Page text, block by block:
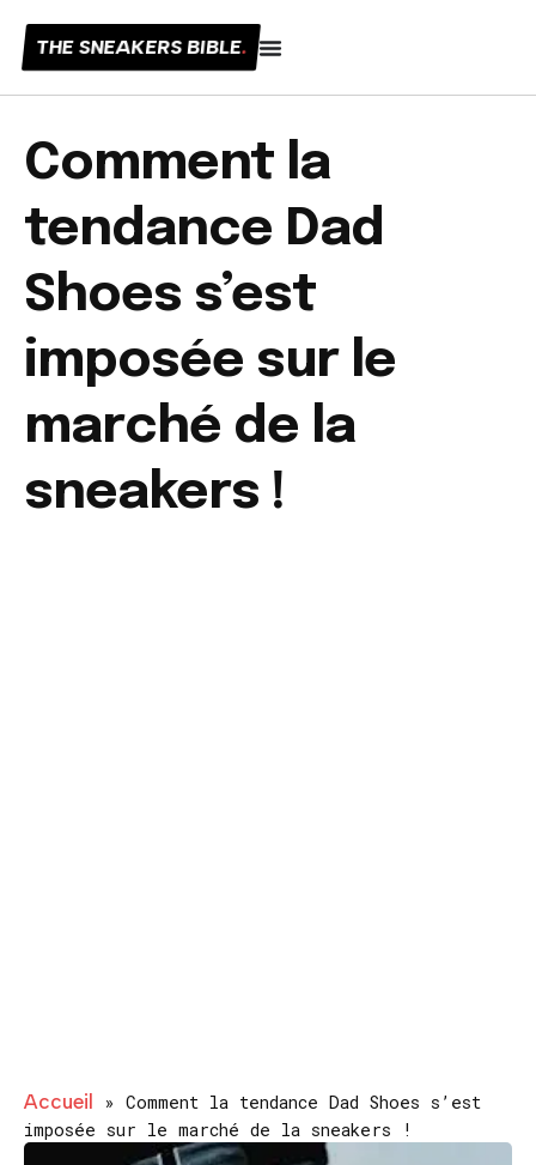
THE SNEAKERS BIBLE.
Comment la
tendance Dad
Shoes s’est
imposée sur le
marché de la
sneakers !
Accueil » Comment la tendance Dad Shoes s’est
imposée sur le marché de la sneakers !